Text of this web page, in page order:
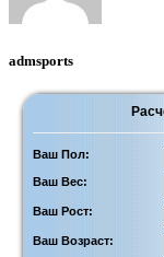
admsports
Ваш Пол:
Ваш Вес:
Ваш Рост:
Ваш Возраст: